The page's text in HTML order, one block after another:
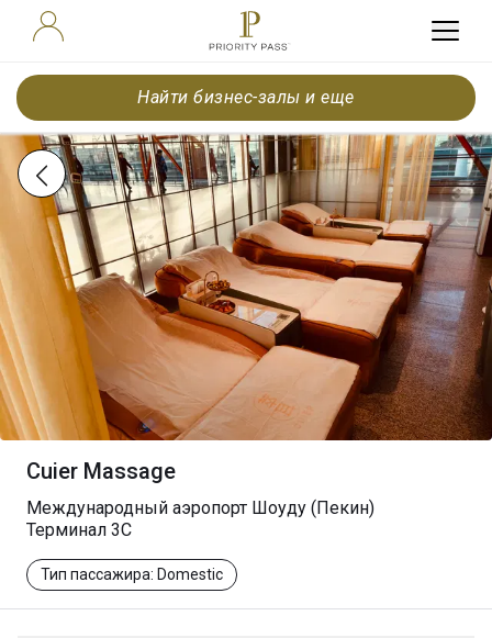
Найти бизнес-залы и еще
Cuier Massage
Международный аэропорт Шоуду (Пекин)
Терминал 3C
Тип пассажира: Domestic